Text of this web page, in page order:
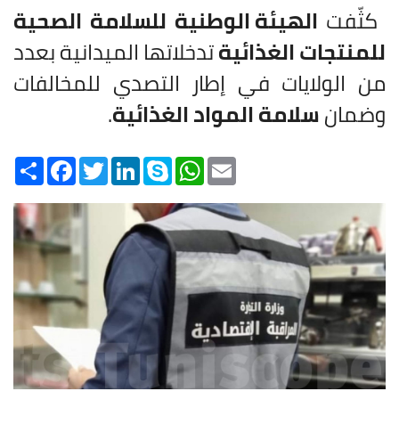
كثّفت الهيئة الوطنية للسلامة الصحية
للمنتجات الغذائيةتدخلاتها الميدانية بعدد
من الولايات في إطار التصدي للمخالفات
وضمانسلامة المواد الغذائية.
Share
FacebookTwitterLinkedInSkype
WhatsAppEmail